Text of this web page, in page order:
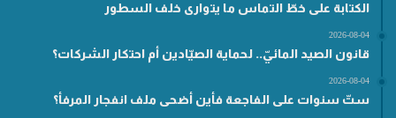
الكتابة على خطّ التماس ما يتوارى خلف السطور
2026-08-04
قانون الصيد المائيّ.. لحماية الصيّادين أم احتكار الشركات؟
2026-08-04
ستّ سنوات على الفاجعة فأين أضحى ملف انفجار المرفأ؟